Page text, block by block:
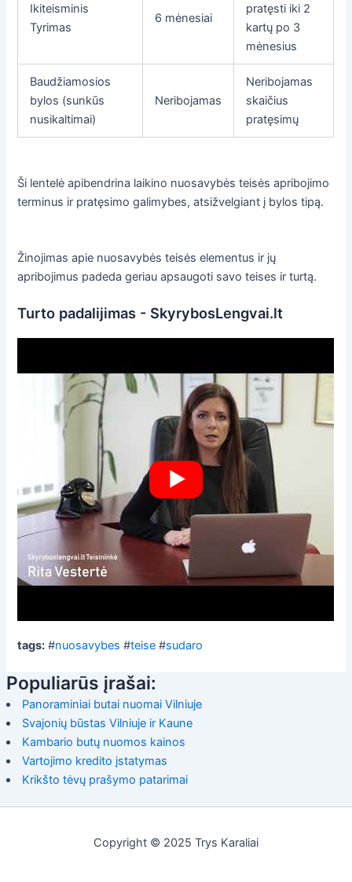
Ikiteisminis
Tyrimas
6 mėnesiai
pratęsti iki 2
kartų po 3
mėnesius
Baudžiamosios
bylos (sunkūs
nusikaltimai)
Neribojamas
Neribojamas
skaičius
pratęsimų
Ši lentelė apibendrina laikino nuosavybės teisės apribojimo
terminus ir pratęsimo galimybes, atsižvelgiant į bylos tipą.
Žinojimas apie nuosavybės teisės elementus ir jų
apribojimus padeda geriau apsaugoti savo teises ir turtą.
Turto padalijimas - SkyrybosLengvai.lt
tags: #nuosavybes #teise #sudaro
Populiarūs įrašai:
Panoraminiai butai nuomai Vilniuje
Svajonių būstas Vilniuje ir Kaune
Kambario butų nuomos kainos
Vartojimo kredito įstatymas
Krikšto tėvų prašymo patarimai
Copyright © 2025 Trys Karaliai